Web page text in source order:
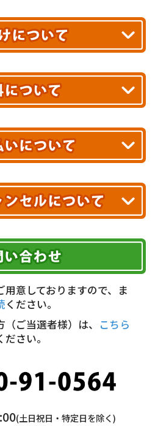
日お届け!
アが対象です。
日の確認はこちら▶
延が生じる可能性がございます。
お届けできません。
無料!
国一律1,100円(税込)
送業者
マト運輸
可能時間帯
～16時
16～18時
21時 指定なし
ットカード
換(現金のみ)
満…330円(税込)
込(前払い)
）ディースタイル
料お客様ご負担。
）や、お客様にご負担い
す。
詳しくはこちら▶
用意しておりますので、ま
ください。
ご当選者様）は、
こちら
ださい。
(土日祝日・特定日を除く)